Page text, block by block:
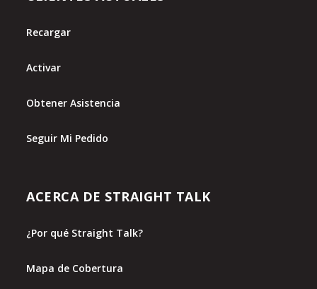
Recargar
Activar
Obtener Asistencia
Seguir Mi Pedido
ACERCA DE STRAIGHT TALK
¿Por qué Straight Talk?
Mapa de Cobertura